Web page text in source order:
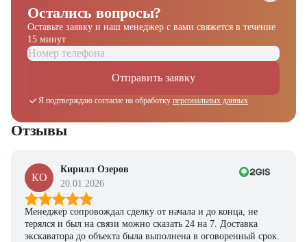
Остались вопросы?
Оставьте заявку и наш менеджер с вами свяжется в течение
15 минут
Отправить заявку
Я подтверждаю согласие на обработку персональных данных
Отзывы
КО
Кирилл Озеров
20.01.2026
Менеджер сопровождал сделку от начала и до конца, не
терялся и был на связи можно сказать 24 на 7. Доставка
экскаватора до объекта была выполнена в оговоренный срок.